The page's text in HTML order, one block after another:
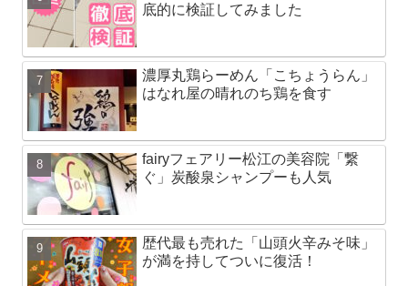
底的に検証してみました
濃厚丸鶏らーめん「こちょうらん」
はなれ屋の晴れのち鶏を食す
fairyフェアリー松江の美容院「繋
ぐ」炭酸泉シャンプーも人気
歴代最も売れた「山頭火辛みそ味」
が満を持してついに復活！